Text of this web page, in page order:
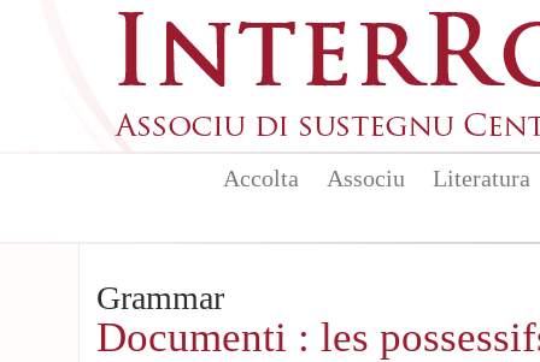
Accolta Associu Literatura
Grammar
Documenti : les